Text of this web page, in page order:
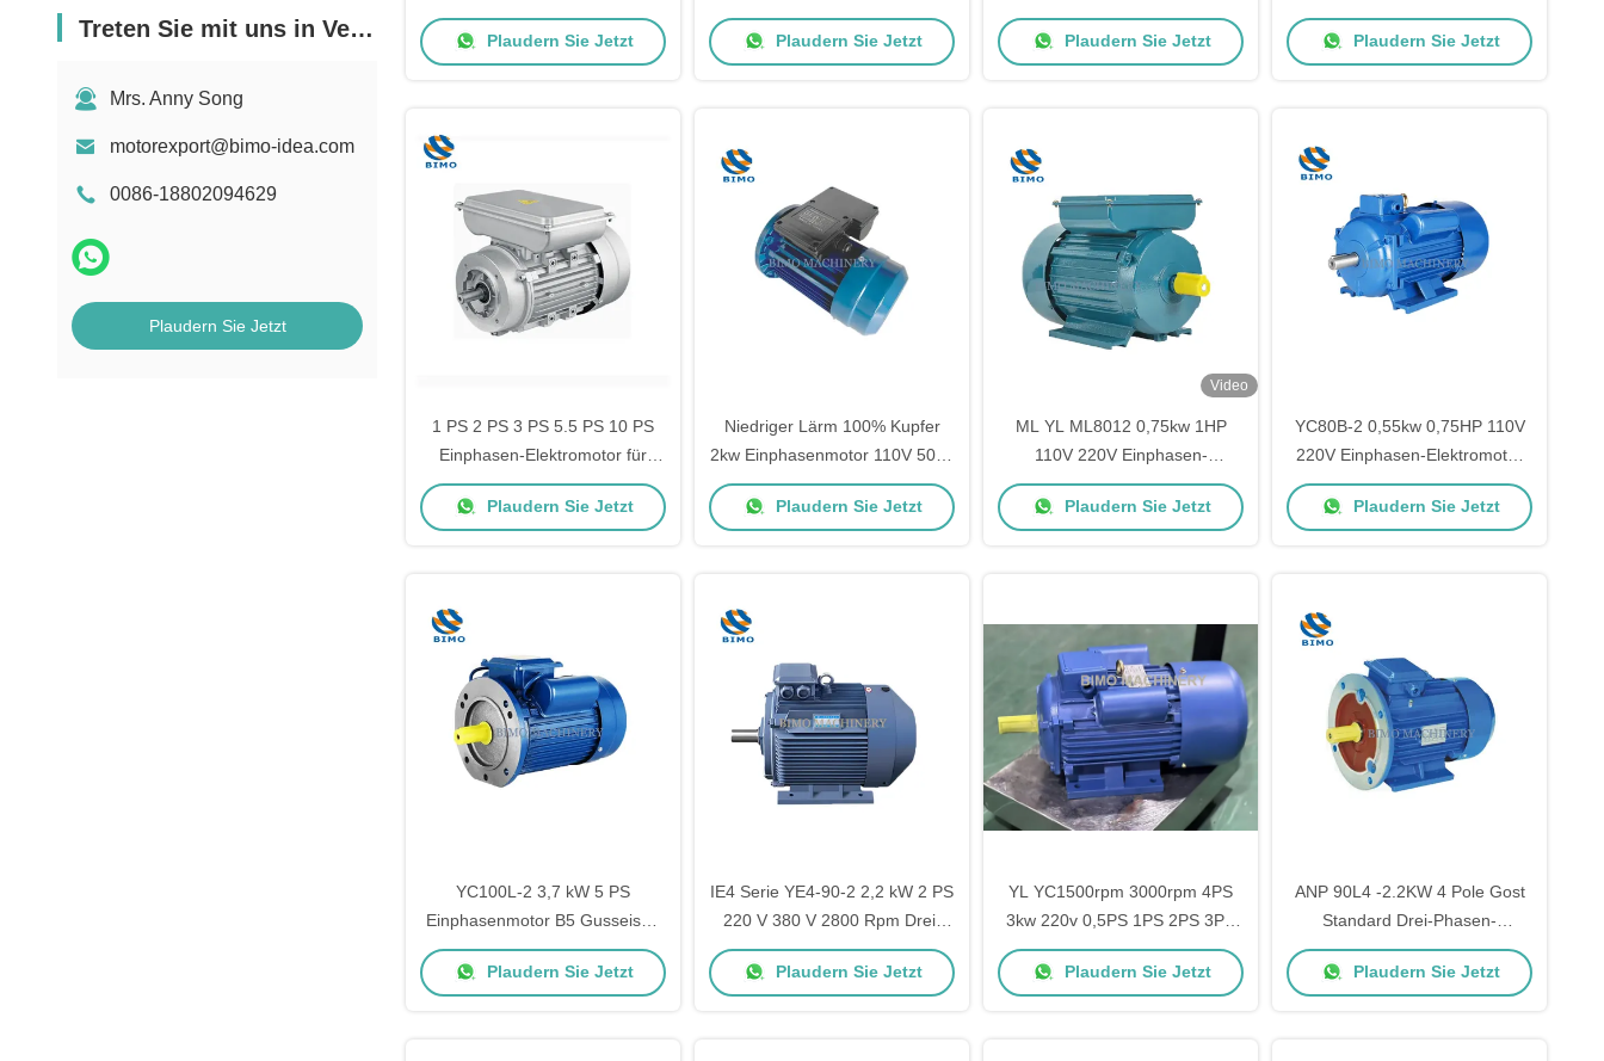
Treten Sie mit uns in Verbindung
Mrs. Anny Song
motorexport@bimo-idea.com
0086-18802094629
Plaudern Sie Jetzt
Elektromotor 2 Pole 4 Pole
Plaudern Sie Jetzt
Drei-Phasen-Elektromotor
Plaudern Sie Jetzt
6 Pole 8 Pole IP54
Plaudern Sie Jetzt
Elektromotor
Plaudern Sie Jetzt
1 PS 2 PS 3 PS 5.5 PS 10 PS
Einphasen-Elektromotor für
Klimaanlagen
Plaudern Sie Jetzt
Niedriger Lärm 100% Kupfer
2kw Einphasenmotor 110V 50hz
1500rpm
Einphasenelektromotor
Plaudern Sie Jetzt
Video
ML YL ML8012 0,75kw 1HP
110V 220V Einphasen-
Elektromotor für Kompressoren
Plaudern Sie Jetzt
YC80B-2 0,55kw 0,75HP 110V
220V Einphasen-Elektromotor
für Luftkompressor
Plaudern Sie Jetzt
YC100L-2 3,7 kW 5 PS
Einphasenmotor B5 Gusseisen
Einphasenmotor
Plaudern Sie Jetzt
IE4 Serie YE4-90-2 2,2 kW 2 PS
220 V 380 V 2800 Rpm Drei-
Phasen-Elektromotor
Wechselstrommotor für die
Plaudern Sie Jetzt
YL YC1500rpm 3000rpm 4PS
3kw 220v 0,5PS 1PS 2PS 3PS
4PS 7.5PS 10PS
Wechselstrommotor
Plaudern Sie Jetzt
ANP 90L4 -2.2KW 4 Pole Gost
Standard Drei-Phasen-
Elektromotor 380V
Plaudern Sie Jetzt